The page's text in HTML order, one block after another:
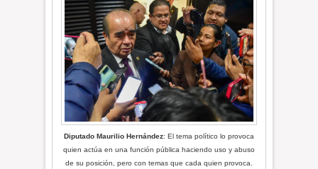
Diputado Maurilio Hernández: El tema político lo provoca
quien actúa en una función pública haciendo uso y abuso
de su posición, pero con temas que cada quien provoca.